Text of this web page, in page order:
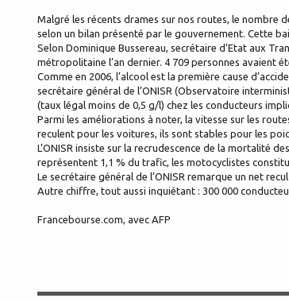
Malgré les récents drames sur nos routes, le nombre
selon un bilan présenté par le gouvernement. Cette
Selon Dominique Bussereau, secrétaire d’Etat aux
métropolitaine l’an dernier. 4 709 personnes avaient
Comme en 2006, l’alcool est la première cause
secrétaire général de l’ONISR (Observatoire
(taux légal moins de 0,5 g/l) chez les conducteurs
Parmi les améliorations à noter, la vitesse sur les
reculent pour les voitures, ils sont stables pour les
L’ONISR insiste sur la recrudescence de la mortalité
représentent 1,1 % du trafic, les motocyclistes
Le secrétaire général de l’ONISR remarque un net
Autre chiffre, tout aussi inquiétant : 300 000
Francebourse.com, avec AFP